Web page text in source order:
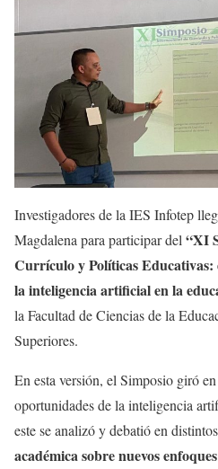
Investigadores de la IES Infotep
Magdalena para participar del “XI
Currículo y Políticas Educativas:
la inteligencia artificial en la
la Facultad de Ciencias de la
Superiores.
En esta versión, el Simposio giró
oportunidades de la inteligencia
este se analizó y debatió en
académica sobre nuevos